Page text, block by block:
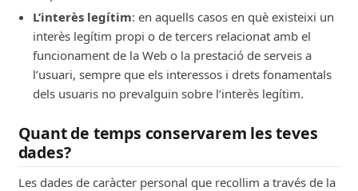
L’interès legítim: en aquells casos en què existeixi un
interès legítim propi o de tercers relacionat amb el
funcionament de la Web o la prestació de serveis a
l’usuari, sempre que els interessos i drets fonamentals
dels usuaris no prevalguin sobre l’interès legítim.
Quant de temps conservarem les teves
dades?
Les dades de caràcter personal que recollim a través de la